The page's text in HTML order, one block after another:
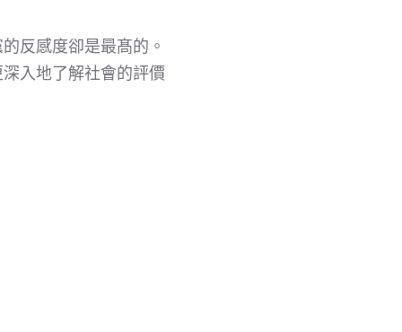
反感度卻是最髙的。
入地了解社會的評價